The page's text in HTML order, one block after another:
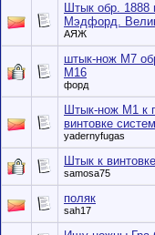
Штык обр. 1888
Мэдфорд.
АЯЖ
штык-нож М7
М16
форд
Штык-нож М1 к
винтовке
yadernyfugas
Штык к
samosa75
поляк
sah17